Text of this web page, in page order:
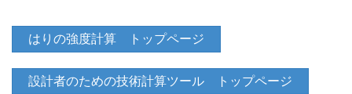
はりの強度計算 トップページ
設計者のための技術計算ツール トップページ